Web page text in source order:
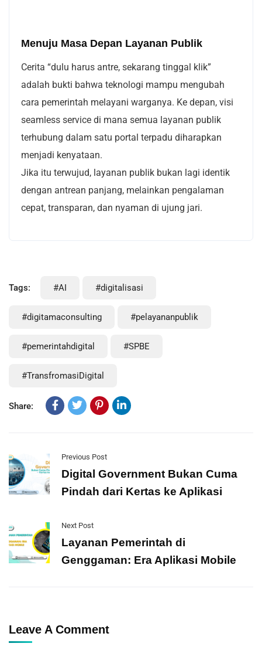
Menuju Masa Depan Layanan Publik
Cerita “dulu harus antre, sekarang tinggal klik”
adalah bukti bahwa teknologi mampu mengubah
cara pemerintah melayani warganya. Ke depan, visi
seamless service di mana semua layanan publik
terhubung dalam satu portal terpadu diharapkan
menjadi kenyataan.
Jika itu terwujud, layanan publik bukan lagi identik
dengan antrean panjang, melainkan pengalaman
cepat, transparan, dan nyaman di ujung jari.
Tags: #AI #digitalisasi
#digitamaconsulting #pelayananpublik
#pemerintahdigital #SPBE
#TransfromasiDigital
Share:
Previous Post
Digital Government Bukan Cuma
Pindah dari Kertas ke Aplikasi
Next Post
Layanan Pemerintah di
Genggaman: Era Aplikasi Mobile
Leave A Comment